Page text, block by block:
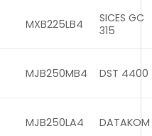
MXB225LB4
SICES GC
315
MJB250MB4 DST 4400
MJB250LA4 DATAKOM